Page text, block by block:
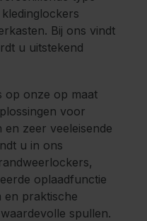
Bij ons vindt
u uitstekend
op onze op maat
voor
zeer veeleisende
u in ons
oplaadfunctie
en praktische
spullen.